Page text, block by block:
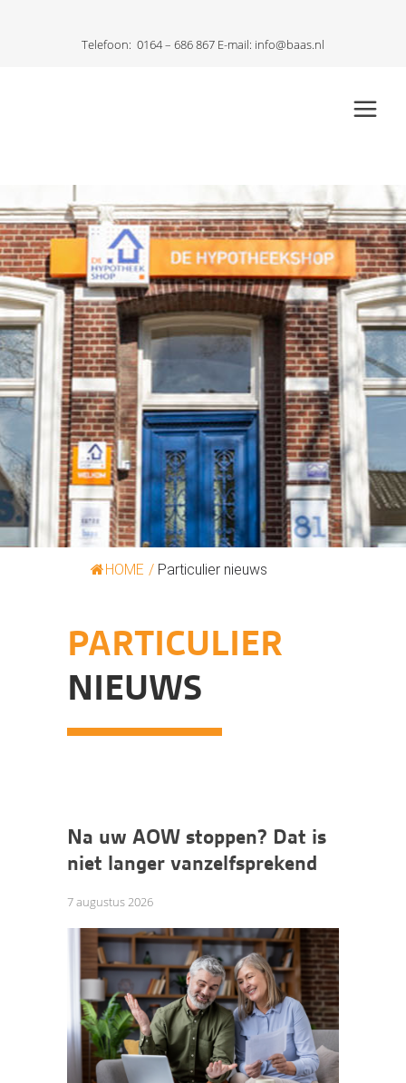
Telefoon: 0164 – 686 867 E-mail: info@baas.nl
HOME / Particulier nieuws
PARTICULIER
NIEUWS
Na uw AOW stoppen? Dat is
niet langer vanzelfsprekend
7 augustus 2026